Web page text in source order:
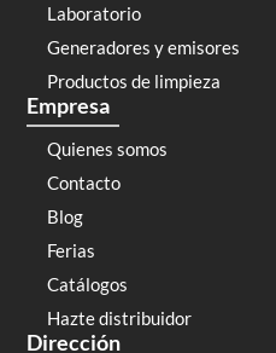
Laboratorio
Generadores y emisores
Productos de limpieza
Empresa
Quienes somos
Contacto
Blog
Ferias
Catálogos
Hazte distribuidor
Dirección